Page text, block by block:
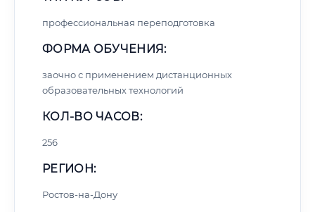
профессиональная переподготовка
ФОРМА ОБУЧЕНИЯ:
заочно с применением дистанционных
образовательных технологий
КОЛ-ВО ЧАСОВ:
256
РЕГИОН:
Ростов-на-Дону